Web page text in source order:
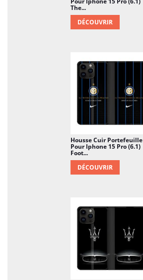
The...
DÉCOUVRIR
Housse Cuir Portefeuille
Pour Iphone 15 Pro (6.1)
Foot...
DÉCOUVRIR